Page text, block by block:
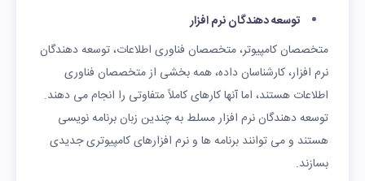
توسعه دهندگان نرم افزار
متخصصان کامپیوتر، متخصصان فناوری اطلاعات، توسعه دهندگان
نرم افزار، کارشناسان داده، همه بخشی از متخصصان فناوری
اطلاعات هستند، اما آنها کارهای کاملاً متفاوتی را انجام می دهند.
توسعه دهندگان نرم افزار مسلط به چندین زبان برنامه نویسی
هستند و می توانند برنامه ها و نرم افزارهای کامپیوتری جدیدی
بسازند.